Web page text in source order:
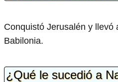
Conquistó Jerusalén y llevó
Babilonia.
¿Qué le sucedió a